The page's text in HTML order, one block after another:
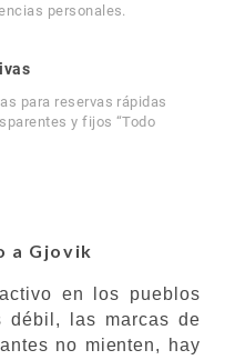
personales.
para reservas rápidas
y fijos “Todo
a Gjovik
en los pueblos
débil, las marcas de
no mienten, hay